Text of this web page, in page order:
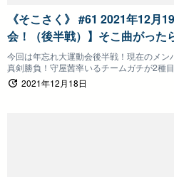
《そこさく》 #61 2021年12月
会！（後半戦）】そこ曲がった
今回は年忘れ大運動会後半戦！現在のメ
真剣勝負！守屋茜率いるチームガチが2種
か！？2021年12月18日